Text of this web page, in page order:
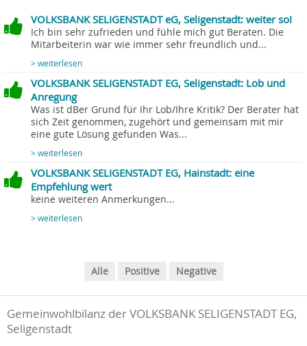
VOLKSBANK SELIGENSTADT eG, Seligenstadt: weiter so!
Ich bin sehr zufrieden und fühle mich gut Beraten. Die
Mitarbeiterin war wie immer sehr freundlich und...
> weiterlesen
VOLKSBANK SELIGENSTADT EG, Seligenstadt: Lob und
Anregung
Was ist dBer Grund für Ihr Lob/Ihre Kritik? Der Berater hat
sich Zeit genommen, zugehört und gemeinsam mit mir
eine gute Lösung gefunden Was...
> weiterlesen
VOLKSBANK SELIGENSTADT EG, Hainstadt: eine
Empfehlung wert
keine weiteren Anmerkungen...
> weiterlesen
Alle Positive Negative
Gemeinwohlbilanz der VOLKSBANK SELIGENSTADT EG,
Seligenstadt